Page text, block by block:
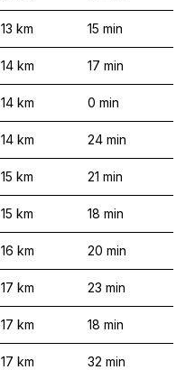
13 km 15 min
14 km 17 min
14 km 0 min
14 km 24 min
15 km 21 min
15 km 18 min
16 km 20 min
17 km 23 min
17 km 18 min
17 km 32 min